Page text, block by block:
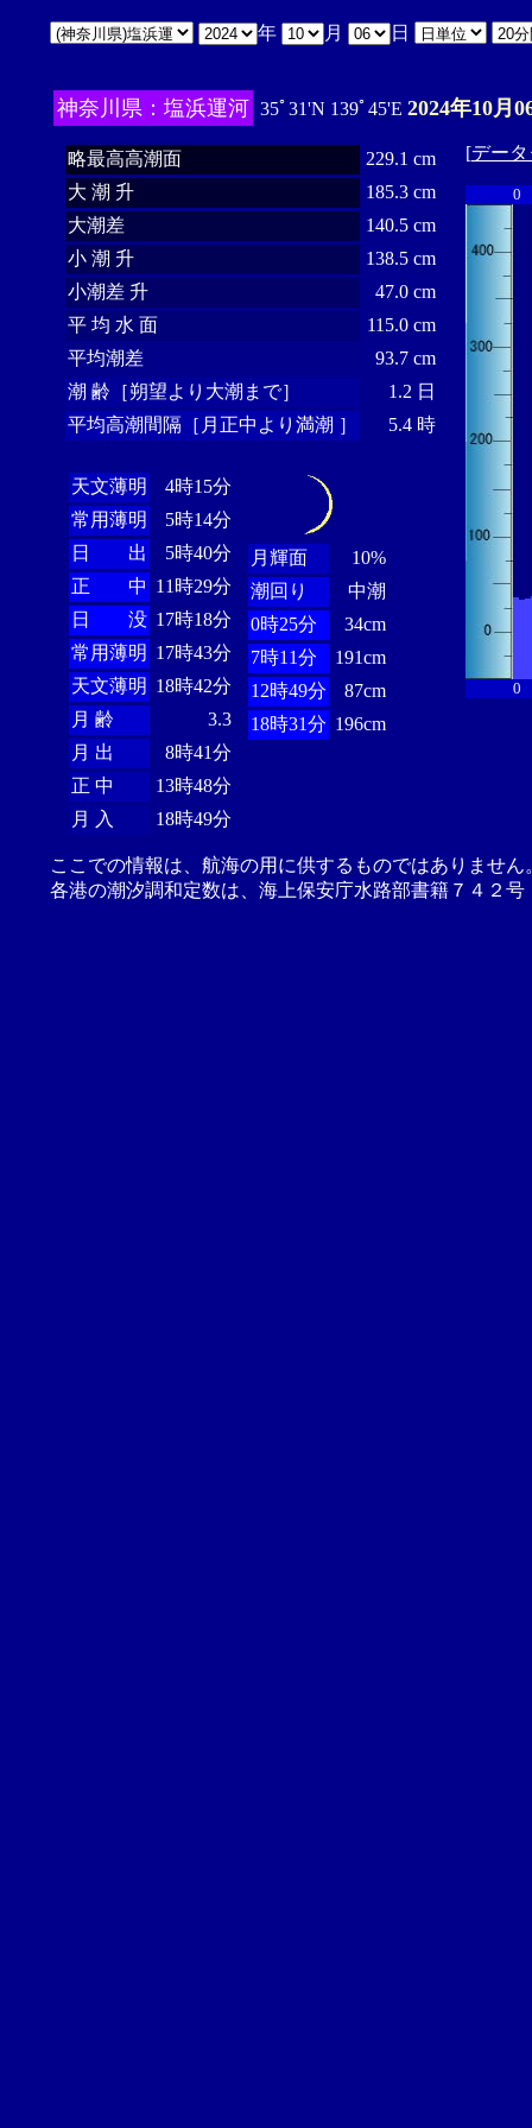
年 月 日
神奈川県：塩浜運河 35ﾟ31'N 139ﾟ45'E 2024年10月
略最高高潮面
229.1 cm
大 潮 升
185.3 cm
大潮差
140.5 cm
小 潮 升
138.5 cm
小潮差 升
47.0 cm
平 均 水 面
115.0 cm
平均潮差
93.7 cm
潮 齢［朔望より大潮まで］
1.2 日
平均高潮間隔［月正中より満潮 ］
5.4 時
天文薄明
4時15分
常用薄明
5時14分
日 出
5時40分
正 中 11時29分
日 没 17時18分
常用薄明 17時43分
天文薄明 18時42分
月 齢
3.3
月 出
8時41分
正 中
13時48分
月 入
18時49分
月輝面
10%
潮回り
中潮
0時25分
34cm
7時11分
191cm
12時49分
87cm
18時31分 196cm
[デー
0
0
ここでの情報は、航海の用に供するものではありませ
各港の潮汐調和定数は、海上保安庁水路部書籍７４２